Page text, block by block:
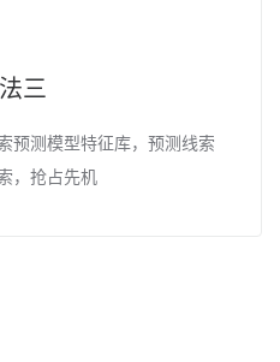
三
预测模型特征库，预测线索
，抢占先机